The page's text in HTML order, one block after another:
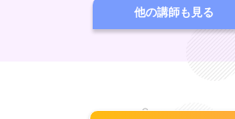
他の講師も見る